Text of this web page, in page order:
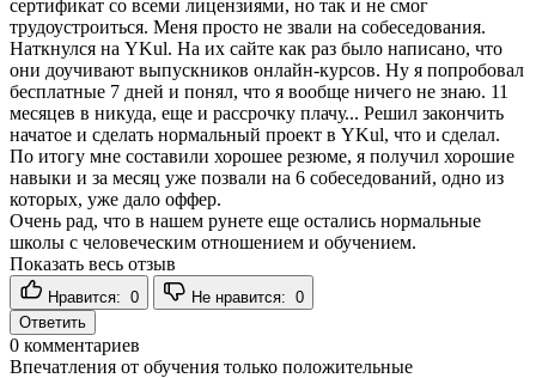
сертификат со всеми лицензиями, но так и не смог
трудоустроиться. Меня просто не звали на собеседования.
Наткнулся на YKul. На их сайте как раз было написано, что
они доучивают выпускников онлайн-курсов. Ну я попробовал
бесплатные 7 дней и понял, что я вообще ничего не знаю. 11
месяцев в никуда, еще и рассрочку плачу... Решил закончить
начатое и сделать нормальный проект в YKul, что и сделал.
По итогу мне составили хорошее резюме, я получил хорошие
навыки и за месяц уже позвали на 6 собеседований, одно из
которых, уже дало оффер.
Очень рад, что в нашем рунете еще остались нормальные
школы с человеческим отношением и обучением.
Показать весь отзыв
Нравится: 0 Не нравится: 0
Ответить
0 комментариев
Впечатления от обучения только положительные